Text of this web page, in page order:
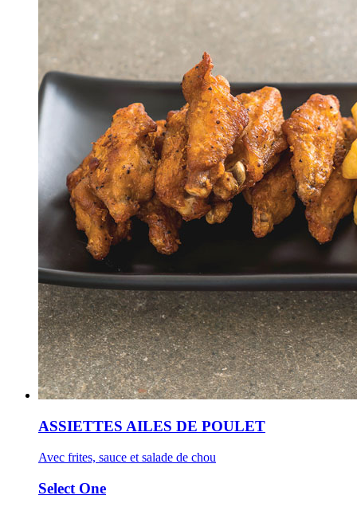
ASSIETTES AILES DE POULET
Avec frites, sauce et salade de chou
Select One